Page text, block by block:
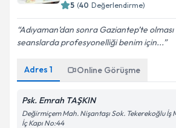
5 (40 Değerlendirme)
Adıyaman’dan sonra Gaziantep’te
seanslarda profesyonelliği benim için...
Adres 1 Online Görüşme
Psk. Emrah TAŞKIN
Değirmiçem Mah. Nişantaşı Sok. Tekerekoğlu İş
İç Kapı No:44